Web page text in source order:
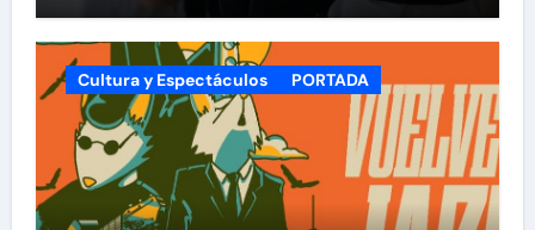
Cultura y Espectáculos PORTADA